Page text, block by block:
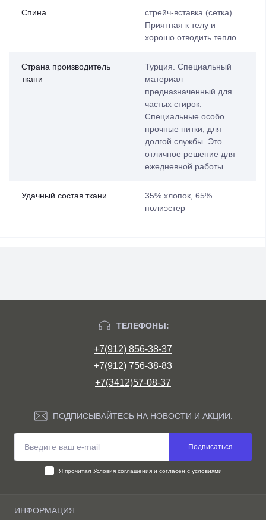
Спина
стрейч-вставка (сетка).
Приятная к телу и
хорошо отводить тепло.
Страна производитель
ткани
Турция. Специальный
материал
предназначенный для
частых стирок.
Специальные особо
прочные нитки, для
долгой службы. Это
отличное решение для
ежедневной работы.
Удачный состав ткани
35% хлопок, 65%
полиэстер
ТЕЛЕФОНЫ:
+7(912) 856-38-37
+7(912) 756-38-83
+7(3412)57-08-37
ПОДПИСЫВАЙТЕСЬ НА НОВОСТИ И АКЦИИ:
Подписаться
Я прочитал Условия соглашенияи согласен с условиями
ИНФОРМАЦИЯ